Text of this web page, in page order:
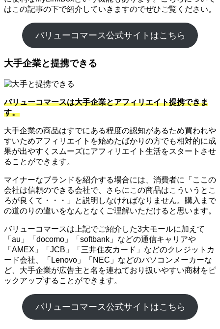
はこの記事の下で紹介していきますのでぜひご覧ください。
バリューコマース公式サイトはこちら
大手企業と提携できる
バリューコマースは大手企業とアフィリエイト提携できま
す。
大手企業の商品はすでにある程度の認知があるため買われや
すいためアフィリエイトを始めたばかりの方でも相対的に成
果が出やすくスムーズにアフィリエイト生活をスタートさせ
ることができます。
マイナーなブランドを紹介する場合には、消費者に「ここの
会社は信頼のできる会社で、さらにこの商品はこういうとこ
ろが良くて・・・」と説明しなければなりません。購入まで
の道のりの違いをなんとなくご理解いただけると思います。
バリューコマースは上記でご紹介した3大モールに加えて
「au」「docomo」「softbank」などの通信キャリアや
「AMEX」「JCB」「三井住友カード」などのクレジットカ
ード会社、「Lenovo」「NEC」などのパソコンメーカーな
ど、大手企業が広告主と名を連ねており扱いやすい商材をピ
ックアップすることができます。
バリューコマース公式サイトはこちら